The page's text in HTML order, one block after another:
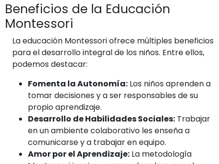
Beneficios de la Educación
Montessori
La educación Montessori ofrece múltiples beneficios
para el desarrollo integral de los niños. Entre ellos,
podemos destacar:
Fomenta la Autonomía: Los niños aprenden a
tomar decisiones y a ser responsables de su
propio aprendizaje.
Desarrollo de Habilidades Sociales: Trabajar
en un ambiente colaborativo les enseña a
comunicarse y a trabajar en equipo.
Amor por el Aprendizaje: La metodología